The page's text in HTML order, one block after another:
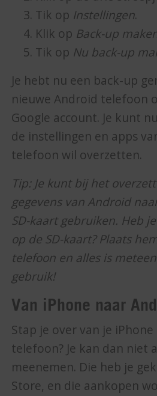
Tik op Instellingen.
Klik op Back-up
Tik op Nu back-up
Je hebt nu een back-up
nieuwe Android telefoon
Google account. Je kunt
de instellingen en apps
telefoon wil overzetten.
Tip: Je kunt bij het
gegevens van Android
SD-kaart gebruiken. Heb
op de SD-kaart? Plaats
telefoon en alles is
gebruik!
Van iPhone naar
Stap je over van je
telefoon? Je kan dan niet
meenemen. Die heb je
Store, en die aankopen